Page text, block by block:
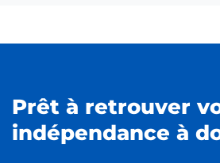
Prêt à retrouver
indépendance à